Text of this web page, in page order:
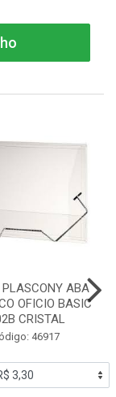
ABA
OFICIO BASIC
CRISTAL
46917